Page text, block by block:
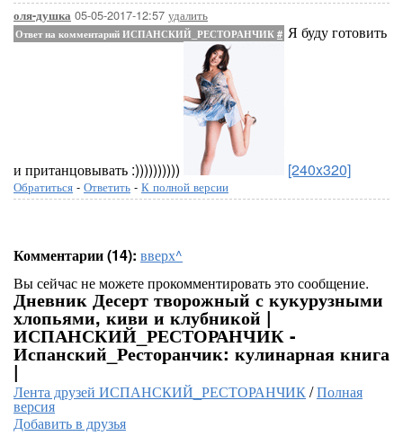
оля-душка 05-05-2017-12:57 удалить
Ответ на комментарий ИСПАНСКИЙ_РЕСТОРАНЧИК # Я буду готовить
и пританцовывать :)))))))))) [240x320]
Обратиться - Ответить - К полной версии
Комментарии (14): вверх^
Вы сейчас не можете прокомментировать это сообщение.
Дневник Десерт творожный с кукурузными
хлопьями, киви и клубникой |
ИСПАНСКИЙ_РЕСТОРАНЧИК -
Испанский_Ресторанчик: кулинарная книга
|
Лента друзей ИСПАНСКИЙ_РЕСТОРАНЧИК/Полная
версия
Добавить в друзья